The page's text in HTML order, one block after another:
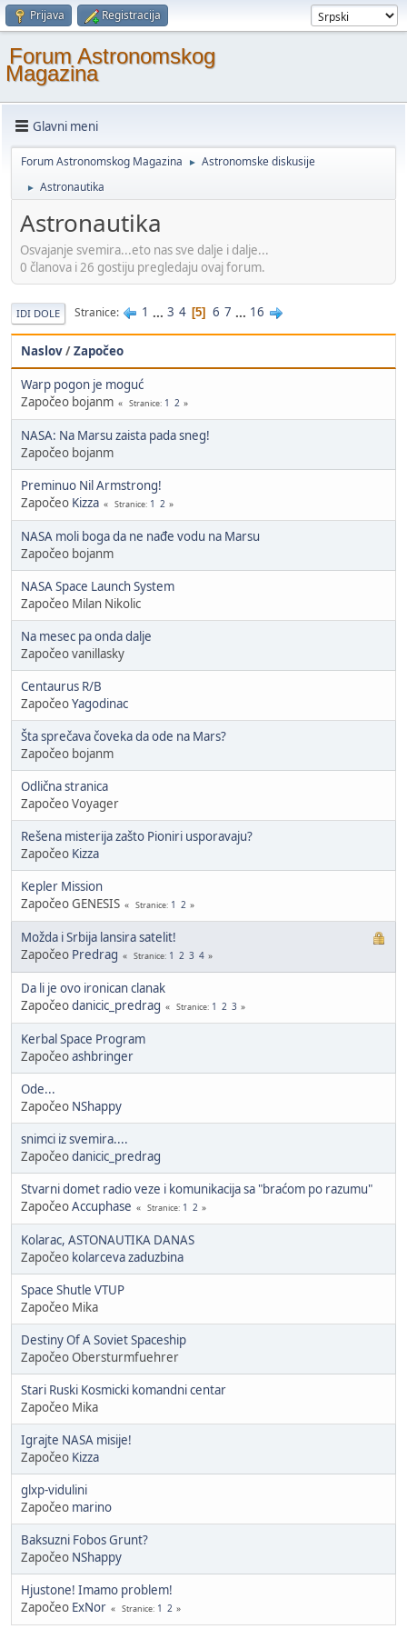
Prijava Registracija
Forum Astronomskog
Magazina
Glavni meni
Forum Astronomskog Magazina ► Astronomske diskusije
► Astronautika
Astronautika
Osvajanje svemira...eto nas sve dalje i dalje...
0 članova i 26 gostiju pregledaju ovaj forum.
IDI DOLE Stranice 1 ... 3 4 5 6 7 ... 16
Naslov/Započeo
Warp pogon je moguć
Započeo bojanm
Stranice 1 2
NASA: Na Marsu zaista pada sneg!
Započeo bojanm
Preminuo Nil Armstrong!
Započeo Kizza Stranice 1 2
NASA moli boga da ne nađe vodu na Marsu
Započeo bojanm
NASA Space Launch System
Započeo Milan Nikolic
Na mesec pa onda dalje
Započeo vanillasky
Centaurus R/B
ZapočeoYagodinac
Šta sprečava čoveka da ode na Mars?
Započeo bojanm
Odlična stranica
Započeo Voyager
Rešena misterija zašto Pioniri usporavaju?
Započeo Kizza
Kepler Mission
Započeo GENESIS
Stranice 1 2
Možda i Srbija lansira satelit!
Započeo Predrag Stranice 1 2 3 4
Da li je ovo ironican clanak
Započeodanicic_predrag Stranice 1 2 3
Kerbal Space Program
Započeoashbringer
Ode...
Započeo NShappy
snimci iz svemira....
Započeodanicic_predrag
Stvarni domet radio veze i komunikacija sa "braćom po razumu"
ZapočeoAccuphase Stranice 1 2
Kolarac, ASTONAUTIKA DANAS
Započeo kolarceva zaduzbina
Space Shutle VTUP
Započeo Mika
Destiny Of A Soviet Spaceship
Započeo Obersturmfuehrer
Stari Ruski Kosmicki komandni centar
Započeo Mika
Igrajte NASA misije!
Započeo Kizza
glxp-vidulini
Započeo marino
Baksuzni Fobos Grunt?
Započeo NShappy
Hjustone! Imamo problem!
Započeo ExNor Stranice 1 2